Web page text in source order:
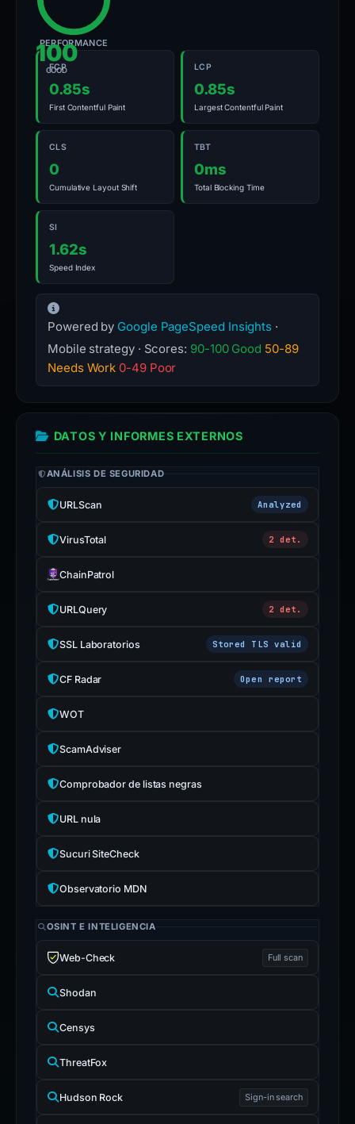
100
GOOD
PERFORMANCE
FCP
0.85s
First Contentful Paint
LCP
0.85s
Largest Contentful Paint
CLS
0
Cumulative Layout Shift
TBT
0ms
Total Blocking Time
SI
1.62s
Speed Index
Powered by Google PageSpeed Insights ·
Mobile strategy · Scores: 90-100 Good 50-89
Needs Work 0-49 Poor
DATOS Y INFORMES EXTERNOS
ANÁLISIS DE SEGURIDAD
URLScan Analyzed
VirusTotal 2 det.
ChainPatrol
URLQuery 2 det.
SSL Laboratorios Stored TLS valid
CF Radar Open report
WOT
ScamAdviser
Comprobador de listas negras
URL nula
Sucuri SiteCheck
Observatorio MDN
OSINT E INTELIGENCIA
Web-Check Full scan
Shodan
Censys
ThreatFox
Hudson Rock Sign-in search